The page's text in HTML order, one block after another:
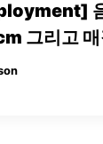
그리고